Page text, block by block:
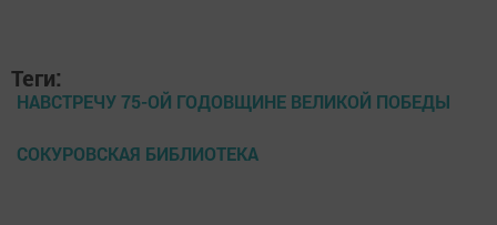
Теги:
НАВСТРЕЧУ 75-ОЙ ГОДОВЩИНЕ ВЕЛИКОЙ ПОБЕДЫ
СОКУРОВСКАЯ БИБЛИОТЕКА